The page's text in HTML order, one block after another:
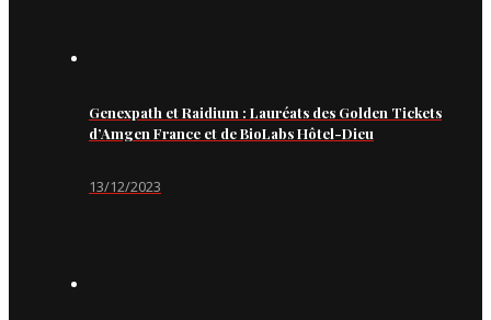
Genexpath et Raidium : Lauréats des Golden Tickets
d’Amgen France et de BioLabs Hôtel-Dieu
13/12/2023